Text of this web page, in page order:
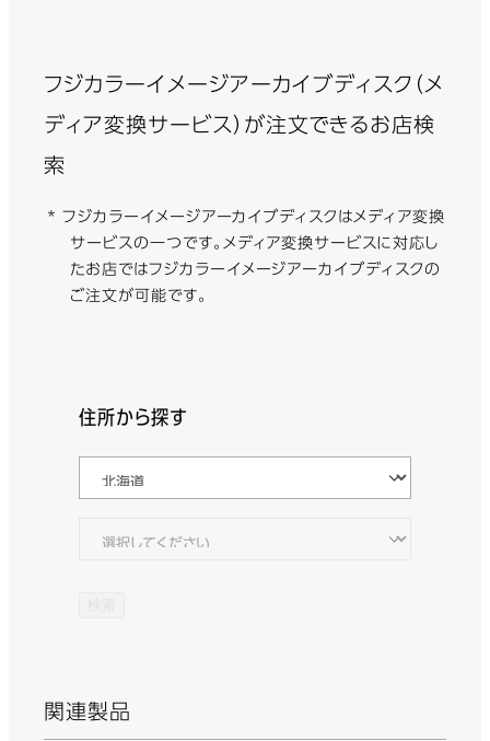
フジカラーイメージアーカイブディスク（メ
ディア変換サービス）が注文できるお店検
索
* フジカラーイメージアーカイブディスクはメディア変換
サービスの一つです。メディア変換サービスに対応し
たお店ではフジカラーイメージアーカイブディスクの
ご注文が可能です。
住所から探す
関連製品